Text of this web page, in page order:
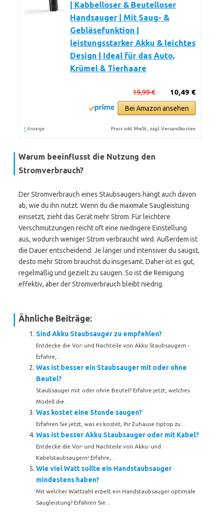
| Kabbelloser & Beutelloser
Handsauger | Mit Saug- &
Gebläsefunktion |
leistungsstarker Akku & leichtes
Design | Ideal für das Auto,
Krümel & Tierhaare
10,49 €
19,99 €
Bei Amazon ansehen
* Anzeige Preis inkl. MwSt., zzgl. Versandkosten
Warum beeinflusst die Nutzung den
Stromverbrauch?
Der Stromverbrauch eines Staubsaugers hängt auch davon
ab, wie du ihn nutzt. Wenn du die maximale Saugleistung
einsetzt, zieht das Gerät mehr Strom. Für leichtere
Verschmutzungen reicht oft eine niedrigere Einstellung
aus, wodurch weniger Strom verbraucht wird. Außerdem ist
die Dauer entscheidend: Je länger und intensiver du saugst,
desto mehr Strom brauchst du insgesamt. Daher ist es gut,
regelmäßig und gezielt zu saugen. So ist die Reinigung
effektiv, aber der Stromverbrauch bleibt niedrig.
Ähnliche Beiträge:
Sind Akku Staubsauger zu empfehlen?
Entdecke die Vor- und Nachteile von Akku Staubsaugern -
Erfahre,...
Was ist besser ein Staubsauger mit oder ohne
Beutel?
Staubsauger mit oder ohne Beutel? Erfahre jetzt, welches
Modell die...
Was kostet eine Stunde saugen?
Erfahren Sie jetzt, was es kostet, Ihr Zuhause tiptop zu...
Was ist besser Akku Staubsauger oder mit Kabel?
Entdecke die Vor- und Nachteile von Akku- und
Kabelstaubsaugern! Erfahre,...
Wie viel Watt sollte ein Handstaubsauger
mindestens haben?
Mit welcher Wattzahl erzielt ein Handstaubsauger optimale
Saugleistung? Erfahren Sie...